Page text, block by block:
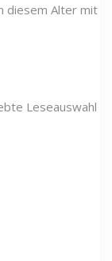
diesem Alter mit
Leseauswahl